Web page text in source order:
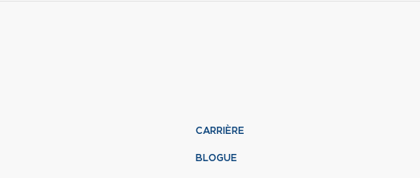
CARRIÈRE
BLOGUE